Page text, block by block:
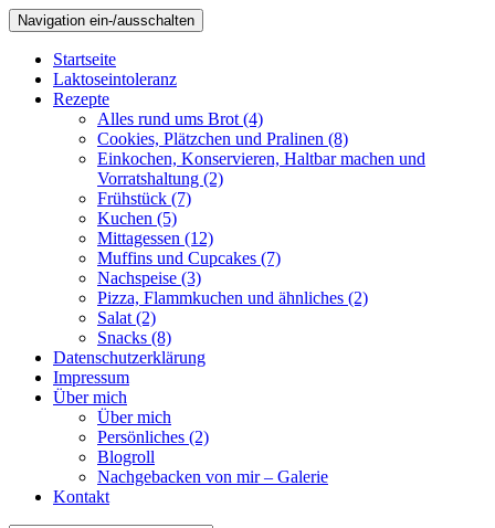
Navigation ein-/ausschalten
Startseite
Laktoseintoleranz
Rezepte
Alles rund ums Brot (4)
Cookies, Plätzchen und Pralinen (8)
Einkochen, Konservieren, Haltbar machen und
Vorratshaltung (2)
Frühstück (7)
Kuchen (5)
Mittagessen (12)
Muffins und Cupcakes (7)
Nachspeise (3)
Pizza, Flammkuchen und ähnliches (2)
Salat (2)
Snacks (8)
Datenschutzerklärung
Impressum
Über mich
Über mich
Persönliches (2)
Blogroll
Nachgebacken von mir – Galerie
Kontakt